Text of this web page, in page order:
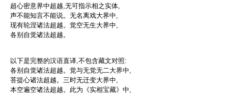
超心密意界中超越,无可指示相之实体,
声不能知言不能说。无名离戏大界中,
现有轮涅诸法超越。觉空无生大界中,
各别自觉诸法超越。
以下是完整的汉语直译,不包含藏文对照:
各别自觉诸法超越。觉与无觉无二大界中,
菩提心诸法超越。三时无迁变大界中,
本空遍空诸法超越。此为《实相宝藏》中,